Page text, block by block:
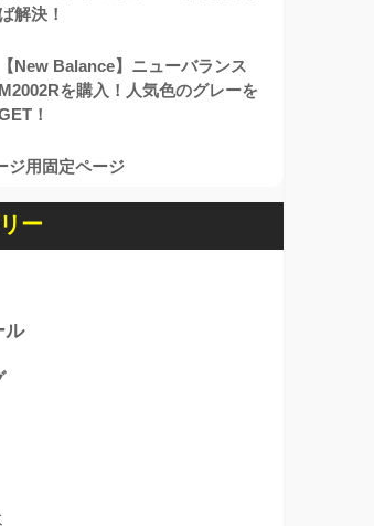
ば解決！
【New Balance】ニューバランス
M2002Rを購入！人気色のグレーを
！
ジ用固定ページ
ー
ル